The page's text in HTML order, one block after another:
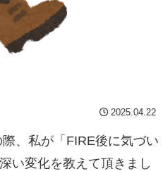
2025.04.22
、私が「FIRE後に気づい
い変化を教えて頂きまし